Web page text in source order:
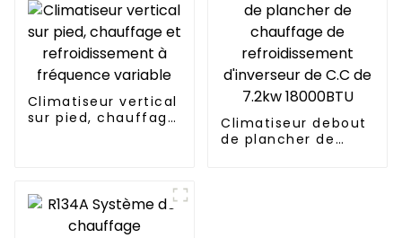
Climatiseur vertical
sur pied, chauffage
Climatiseur debout
de plancher de